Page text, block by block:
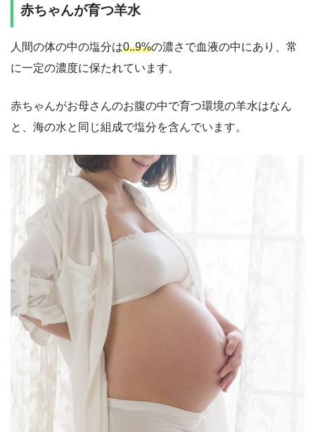
赤ちゃんが育つ羊水
人間の体の中の塩分は0..9%の濃さで血液の中にあり、常
に一定の濃度に保たれています。
赤ちゃんがお母さんのお腹の中で育つ環境の羊水はなん
と、海の水と同じ組成で塩分を含んでいます。